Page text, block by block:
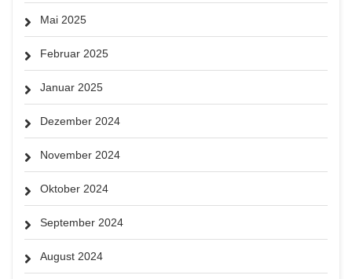
Mai 2025
Februar 2025
Januar 2025
Dezember 2024
November 2024
Oktober 2024
September 2024
August 2024